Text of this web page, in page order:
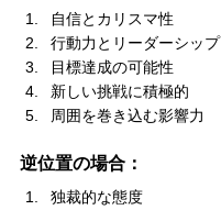
自信とカリスマ性
行動力とリーダーシップ
目標達成の可能性
新しい挑戦に積極的
周囲を巻き込む影響力
逆位置の場合：
独裁的な態度